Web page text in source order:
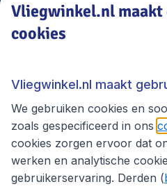
Vliegwinkel.nl
Thema's
Vliegwinkel.nl maakt
cookies
Vliegwinkel.nl maakt
We gebruiken cookies en
zoals gespecificeerd in ons
cookies zorgen ervoor dat
werken en analytische
gebruikerservaring. Derden (